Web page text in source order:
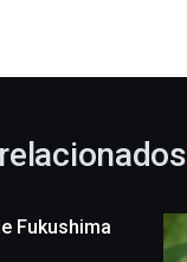
Fukushima